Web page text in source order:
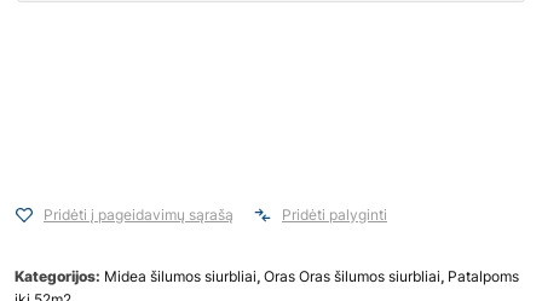
Pridėti į pageidavimų sąrašą Pridėti palyginti
Kategorijos: Midea šilumos siurbliai, Oras Oras šilumos siurbliai, Patalpoms